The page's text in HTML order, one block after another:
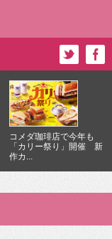
コメダ珈琲店で今年も
「カリー祭り」開催 新
作カ...